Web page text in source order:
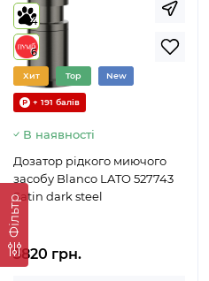
Фільтр
4
6
Хит Top New
+ 191 балів
В наявності
Дозатор рідкого миючого
засобу Blanco LATO 527743
Satin dark steel
3820 грн.